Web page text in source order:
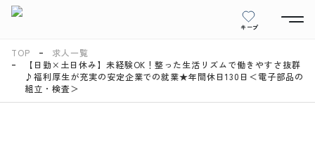
キープ
TOP
求人一覧
【日勤×土日休み】未経験OK！整った生活リズムで働きやすさ抜群
♪福利厚生が充実の安定企業での就業★年間休日130日＜電子部品の
組立・検査＞